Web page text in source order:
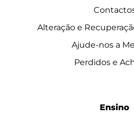
Alteração e
Ajude-nos a
Perdidos e
Ensino